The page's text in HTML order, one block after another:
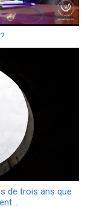
de trois ans que